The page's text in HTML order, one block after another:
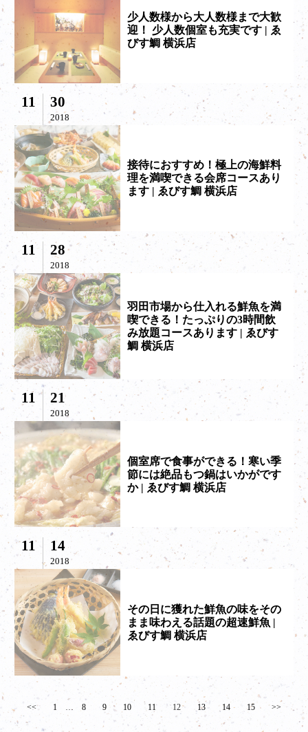
少人数様から大人数様まで大歓
迎！ 少人数個室も充実です | ゑ
びす鯛 横浜店
11 30
2018
接待におすすめ！極上の海鮮料
理を満喫できる会席コースあり
ます | ゑびす鯛 横浜店
11 28
2018
羽田市場から仕入れる鮮魚を満
喫できる！たっぷりの3時間飲
み放題コースあります | ゑびす
鯛 横浜店
11 21
2018
個室席で食事ができる！寒い季
節には絶品もつ鍋はいかがです
か | ゑびす鯛 横浜店
11 14
2018
その日に獲れた鮮魚の味をその
まま味わえる話題の超速鮮魚 |
ゑびす鯛 横浜店
<< 1 8 9 10 11 12 13 14 15 >>